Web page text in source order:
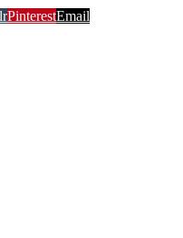
PinterestEmail